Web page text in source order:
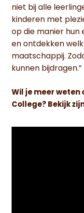
niet bij alle
kinderen met
op die manier hun
en ontdekken
maatschappij.
kunnen bijdragen.”
Wil je meer weten
College? Bekijk